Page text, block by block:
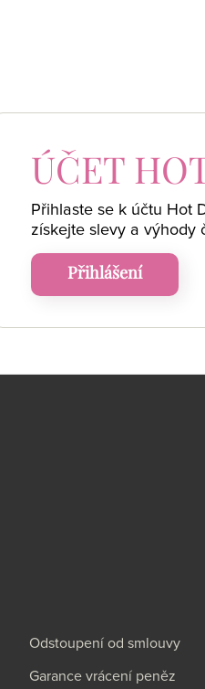
ÚČET
Přihlaste se k účtu Hot
získejteslevy a výhody
Přihlášení
Odstoupení od smlouvy
Garance vrácení peněz